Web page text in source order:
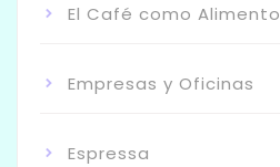
El Café como Alimento
Empresas y Oficinas
Espressa